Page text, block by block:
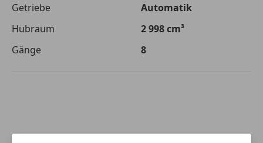
Getriebe
Automatik
Hubraum
2 998 cm³
Gänge
8